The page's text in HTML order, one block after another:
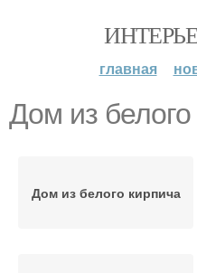
главная
Дом из
Дом из белого кирпича